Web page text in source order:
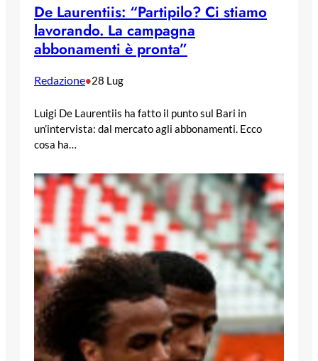
De Laurentiis: “Partipilo? Ci stiamo
lavorando. La campagna
abbonamenti è pronta”
Redazione•28 Lug
Luigi De Laurentiis ha fatto il punto sul Bari in
un’intervista: dal mercato agli abbonamenti. Ecco
cosa ha…